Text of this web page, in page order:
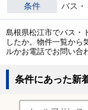
条件 バス
島根県松江市でバス・
したか。物件一覧から
ルかお電話でお問い合
条件にあった新